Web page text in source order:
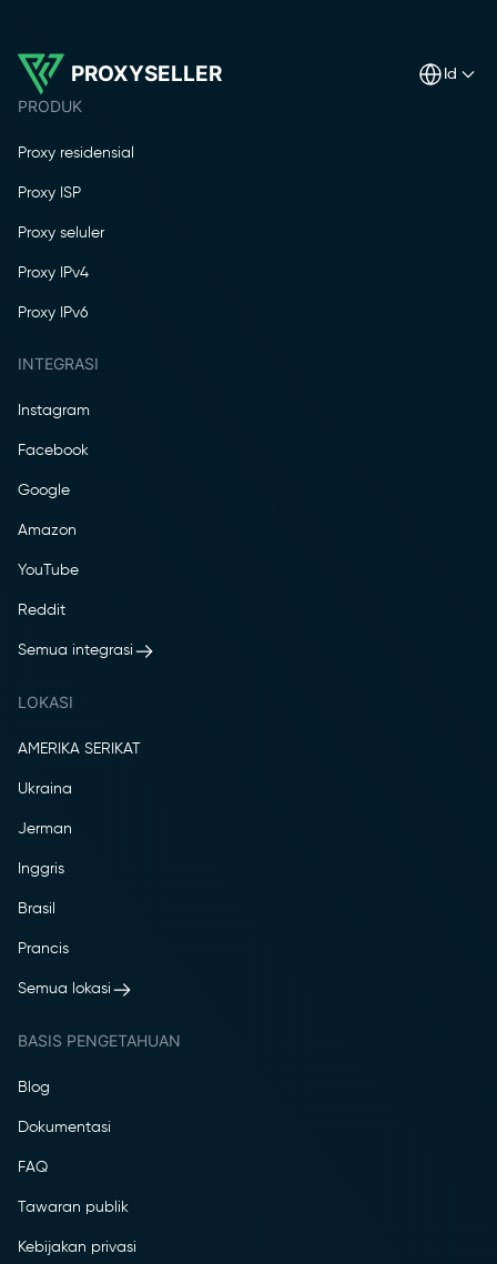
PROXYSELLER id
PRODUK
Proxy residensial
Proxy ISP
Proxy seluler
Proxy IPv4
Proxy IPv6
INTEGRASI
Instagram
Facebook
Google
Amazon
YouTube
Reddit
Semua integrasi
LOKASI
AMERIKA SERIKAT
Ukraina
Jerman
Inggris
Brasil
Prancis
Semua lokasi
BASIS PENGETAHUAN
Blog
Dokumentasi
FAQ
Tawaran publik
Kebijakan privasi